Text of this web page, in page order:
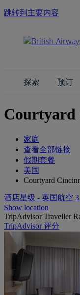
跳转到主要内容
探索 预订
Courtyard
家庭
查看全部链接
假期套餐
美国
Courtyard
酒店星级 - 英国航空
Show location
TripAdvisor Traveller
TripAdvisor 评分